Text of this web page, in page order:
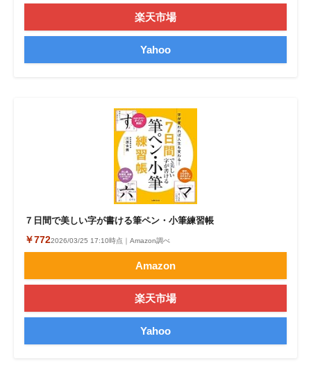
楽天市場
Yahoo
７日間で美しい字が書ける筆ペン・小筆練習帳
￥7722026/03/25 17:10時点｜Amazon調べ
Amazon
楽天市場
Yahoo